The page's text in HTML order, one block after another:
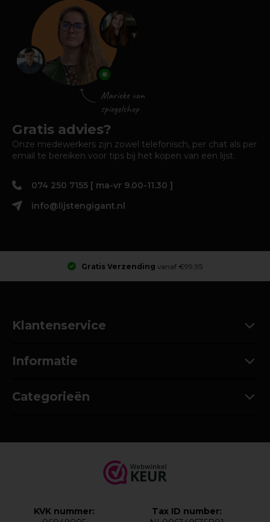
Gratis advies?
Onze medewerkers zijn zowel telefonisch, per chat als per
email te bereiken voor tips bij het kopen van een lijst.
074 250 7155 [ ma-vr 9.00-11.30 ]
info@lijstengigant.nl
Gratis Verzending vanaf €99,95
Klantenservice
Informatie
Categorieën
KVK nummer:
Tax ID number: